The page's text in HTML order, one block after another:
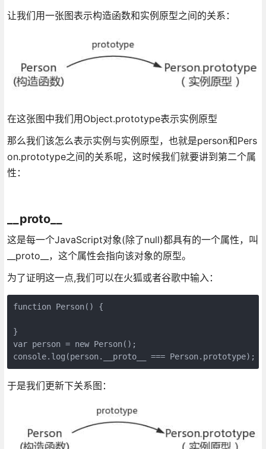
让我们用一张图表示构造函数和实例原型之间的关系：
在这张图中我们用Object.prototype表示实例原型
那么我们该怎么表示实例与实例原型，也就是person和Pers
on.prototype之间的关系呢，这时候我们就要讲到第二个属
性：
__proto__
这是每一个JavaScript对象(除了null)都具有的一个属性，叫
__proto__，这个属性会指向该对象的原型。
为了证明这一点,我们可以在火狐或者谷歌中输入：
function Person() {
}
var person = new Person();
console.log(person.__proto__ === Person.prototype);
于是我们更新下关系图：